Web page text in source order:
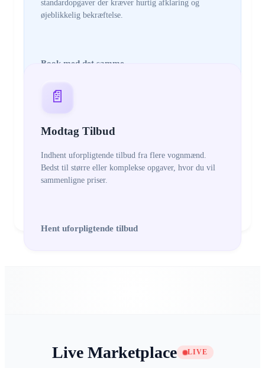
standardopgaver der kræver hurtig afklaring og
øjeblikkelig bekræftelse.
Book med det samme
📄
Modtag Tilbud
Indhent uforpligtende tilbud fra flere vognmænd.
Bedst til større eller komplekse opgaver, hvor du vil
sammenligne priser.
Hent uforpligtende tilbud
Live Marketplace LIVE